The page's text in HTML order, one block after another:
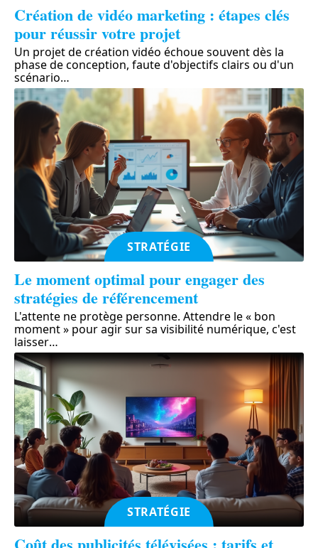
Création de vidéo marketing : étapes clés
pour réussir votre projet
Un projet de création vidéo échoue souvent dès la
phase de conception, faute d'objectifs clairs ou d'un
scénario…
STRATÉGIE
Le moment optimal pour engager des
stratégies de référencement
L'attente ne protège personne. Attendre le « bon
moment » pour agir sur sa visibilité numérique, c'est
laisser…
STRATÉGIE